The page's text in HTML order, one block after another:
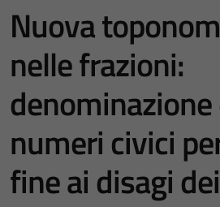
Nuova
nelle frazioni:
numeri civici
fine ai disagi